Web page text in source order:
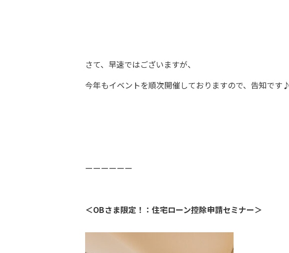
さて、早速ではございますが、
今年もイベントを順次開催しておりますので、告知です♪
ーーーーーー
＜OBさま限定！：住宅ローン控除申請セミナー＞